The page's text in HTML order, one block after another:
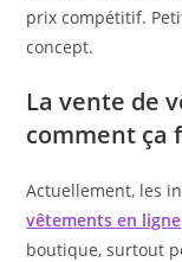
prix compétitif.
concept.
La vente de
comment ça
Actuellement, les
vêtements en ligne
boutique, surtout